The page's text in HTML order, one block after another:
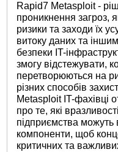
Rapid7 Metasploit -
проникнення загроз,
ризики та заходи їх
витоку даних та
безпеки IT-
змогу відстежувати,
перетворюються на
різних способів
Metasploit IT-фахівці
про те, які
підприємства можуть
компоненти, щоб
критичних та